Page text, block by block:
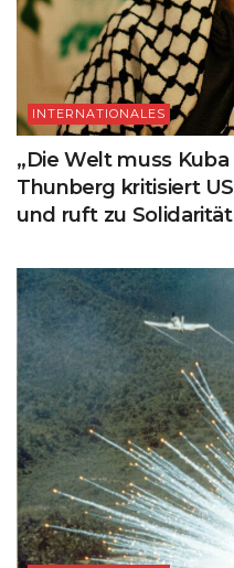
INTERNATIONALES
„Die Welt muss
Thunberg kritisiert
und ruft zu